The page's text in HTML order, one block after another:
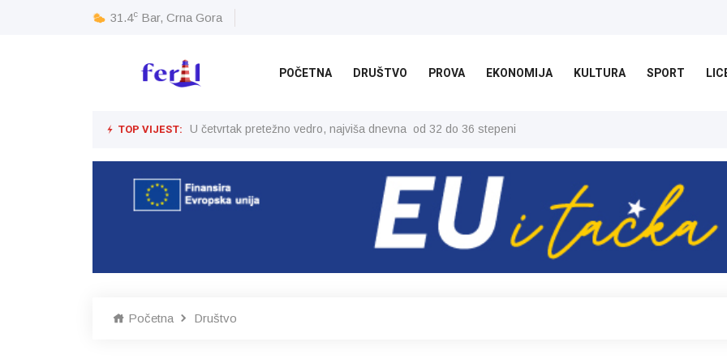
31.4c Bar, Crna Gora
POČETNA DRUŠTVO PROVA EKONOMIJA KULTURA SPORT
TOP VIJEST: U četvrtak pretežno vedro, najviša dnevna od 32 do 36 stepeni
Početna Društvo